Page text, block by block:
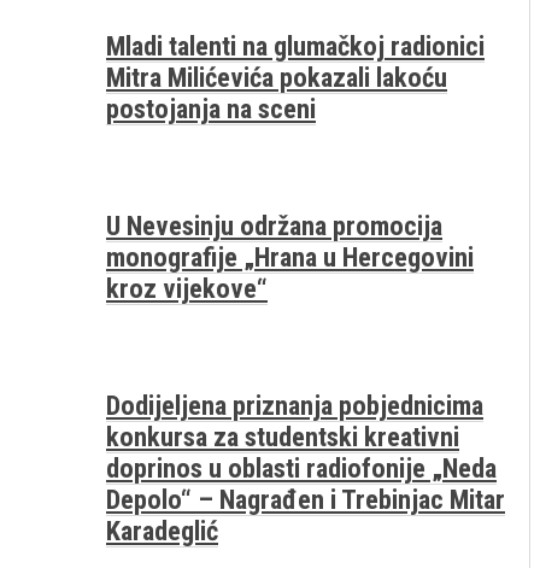
Mladi talenti na glumačkoj radionici
Mitra Milićevića pokazali lakoću
postojanja na sceni
U Nevesinju održana promocija
monografije „Hrana u Hercegovini
kroz vijekove“
Dodijeljena priznanja pobjednicima
konkursa za studentski kreativni
doprinos u oblasti radiofonije „Neda
Depolo“ – Nagrađen i Trebinjac Mitar
Karadeglić